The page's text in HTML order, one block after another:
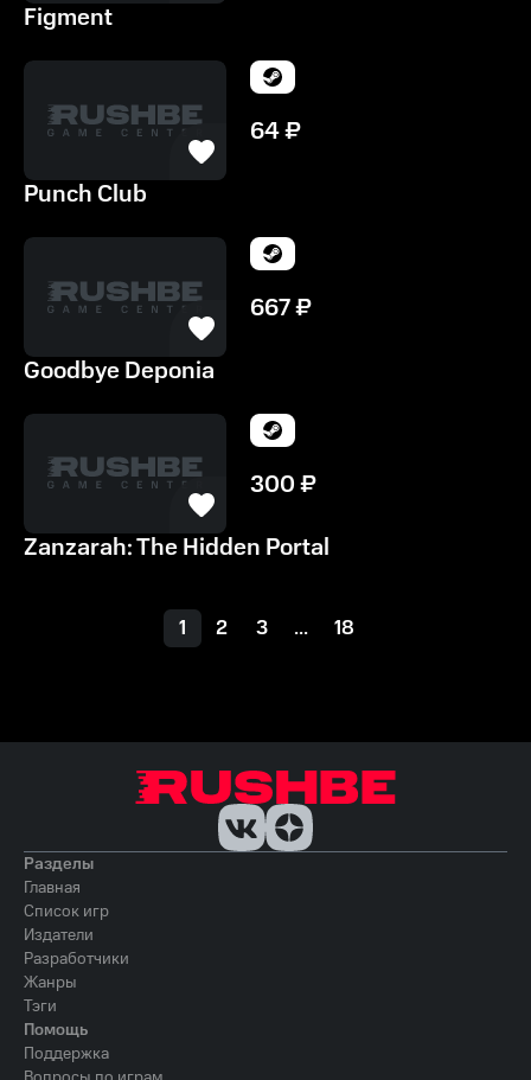
Figment
64₽
Punch Club
667₽
Goodbye Deponia
300₽
Zanzarah: The Hidden Portal
1 2 3 ... 18
Разделы
Главная
Список игр
Издатели
Разработчики
Жанры
Тэги
Помощь
Поддержка